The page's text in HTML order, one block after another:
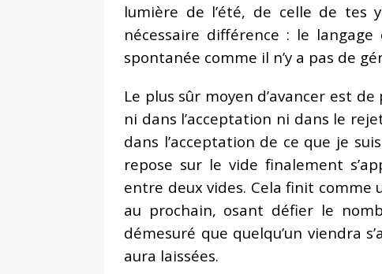
lumière de l’été, de celle de
nécessaire différence : le
spontanée comme il n’y a pas de
Le plus sûr moyen d’avancer est
ni dans l’acceptation ni dans le
dans l’acceptation de ce que je
repose sur le vide finalement
entre deux vides. Cela finit comme
au prochain, osant défier le
démesuré que quelqu’un viendra
aura laissées.